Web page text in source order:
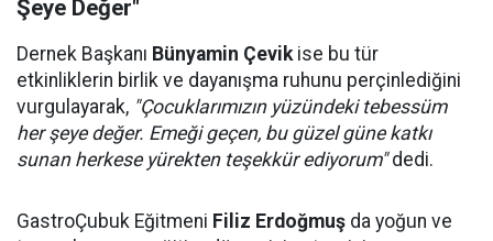
Şeye Değer"
Dernek Başkanı Bünyamin Çevikise bu tür
etkinliklerin birlik ve dayanışma ruhunu perçinlediğini
vurgulayarak, "Çocuklarımızın yüzündeki tebessüm
her şeye değer. Emeği geçen, bu güzel güne katkı
sunan herkese yürekten teşekkür ediyorum"dedi.
GastroÇubuk Eğitmeni Filiz Erdoğmuş da yoğun ve